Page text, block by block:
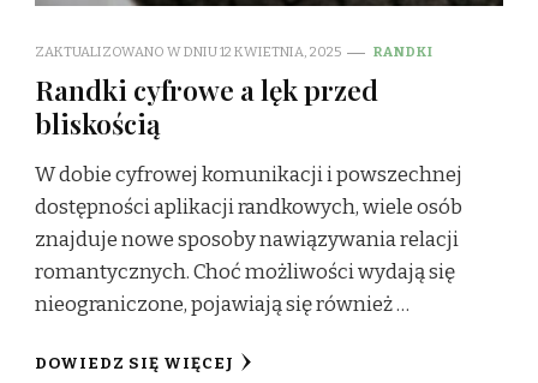
ZAKTUALIZOWANO W DNIU12 KWIETNIA, 2025 RANDKI
Randki cyfrowe a lęk przed
bliskością
W dobie cyfrowej komunikacji i powszechnej
dostępności aplikacji randkowych, wiele osób
znajduje nowe sposoby nawiązywania relacji
romantycznych. Choć możliwości wydają się
nieograniczone, pojawiają się również …
DOWIEDZ SIĘ WIĘCEJ